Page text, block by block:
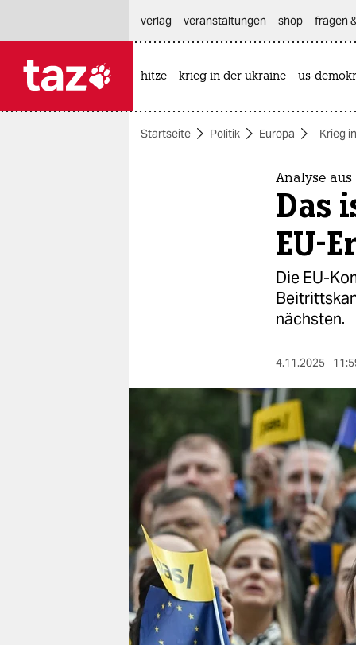
themen
nord
wahrheit
verlag
verlag
veranstaltungen
shop
fragen & hilfe
unterstützen
verlag
veranstaltungen shop fragen
hitze krieg in der ukraine us-
Startseite Politik Europa Krieg
Analyse aus
Das
EU-
Die EU-
nächsten.
4.11.2025